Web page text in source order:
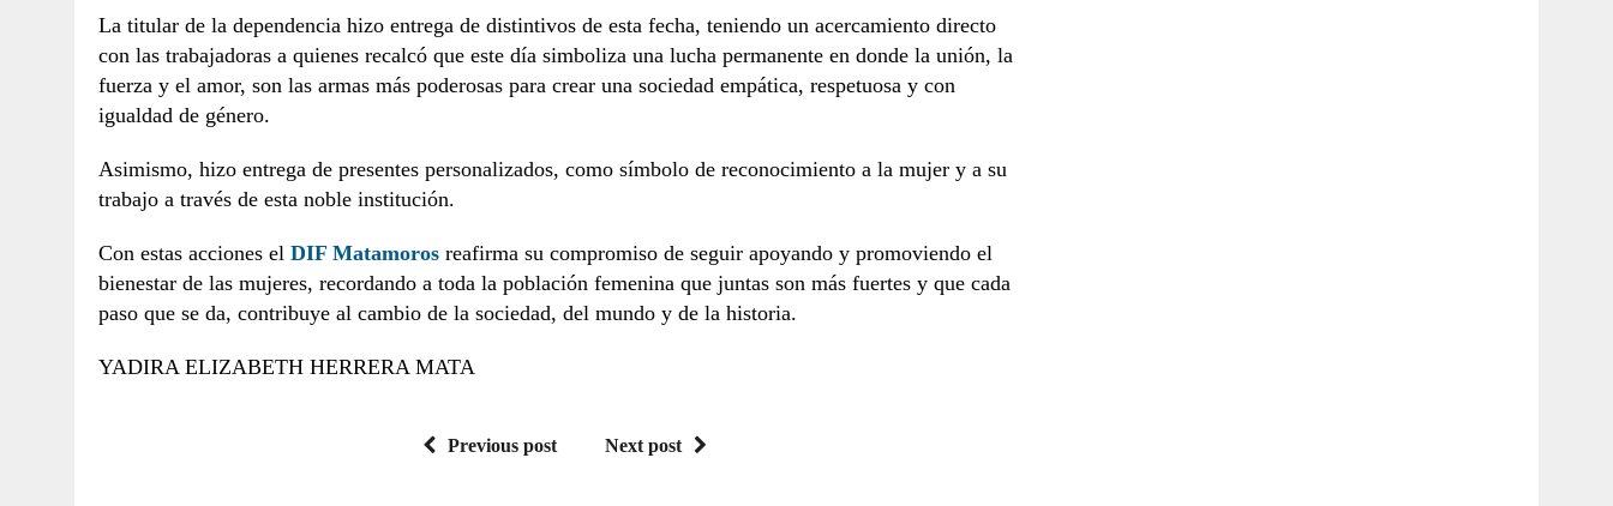
La titular de la dependencia hizo entrega de distintivos de esta fecha, teniendo un acercamiento directo
con las trabajadoras a quienes recalcó que este día simboliza una lucha permanente en donde la unión, la
fuerza y el amor, son las armas más poderosas para crear una sociedad empática, respetuosa y con
igualdad de género.
Asimismo, hizo entrega de presentes personalizados, como símbolo de reconocimiento a la mujer y a su
trabajo a través de esta noble institución.
Con estas acciones el DIF Matamoros reafirma su compromiso de seguir apoyando y promoviendo el
bienestar de las mujeres, recordando a toda la población femenina que juntas son más fuertes y que cada
paso que se da, contribuye al cambio de la sociedad, del mundo y de la historia.
YADIRA ELIZABETH HERRERA MATA
Previous post Next post